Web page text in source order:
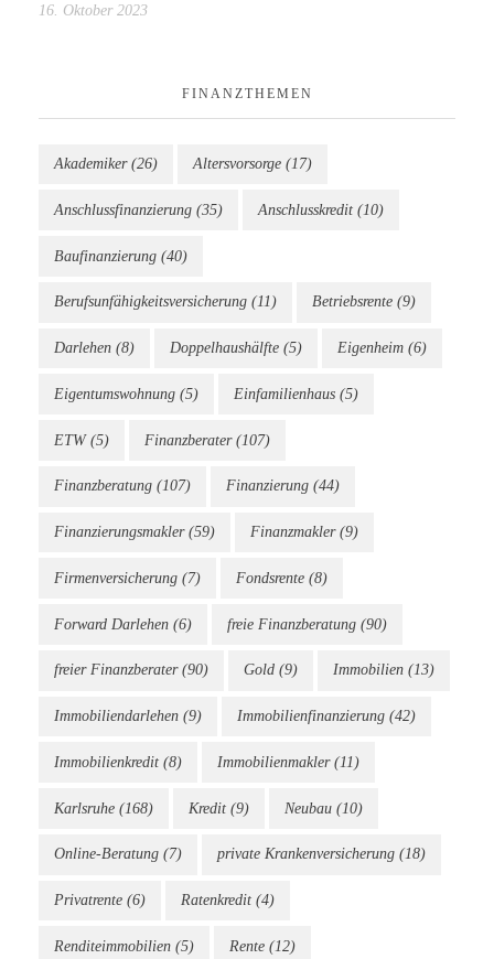
16. Oktober 2023
FINANZTHEMEN
Akademiker(26) Altersvorsorge (17)
Anschlussfinanzierung (35) Anschlusskredit (10)
Baufinanzierung (40)
Berufsunfähigkeitsversicherung (11) Betriebsrente (9)
Darlehen (8) Doppelhaushälfte (5) Eigenheim (6)
Eigentumswohnung (5) Einfamilienhaus (5)
ETW(5) Finanzberater(107)
Finanzberatung (107) Finanzierung (44)
Finanzierungsmakler(59) Finanzmakler(9)
Firmenversicherung (7) Fondsrente (8)
Forward Darlehen (6) freie Finanzberatung (90)
freier Finanzberater(90) Gold (9) Immobilien (13)
Immobiliendarlehen (9) Immobilienfinanzierung (42)
Immobilienkredit (8) Immobilienmakler(11)
Karlsruhe (168) Kredit (9) Neubau (10)
Online-Beratung (7) private Krankenversicherung (18)
Privatrente (6) Ratenkredit (4)
Renditeimmobilien (5) Rente (12)